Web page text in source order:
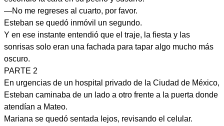
—No me regreses al cuarto, por favor.
Esteban se quedó inmóvil un segundo.
Y en ese instante entendió que el traje, la fiesta y las
sonrisas solo eran una fachada para tapar algo mucho más
oscuro.
PARTE 2
En urgencias de un hospital privado de la Ciudad de México,
Esteban caminaba de un lado a otro frente a la puerta donde
atendían a Mateo.
Mariana se quedó sentada lejos, revisando el celular.